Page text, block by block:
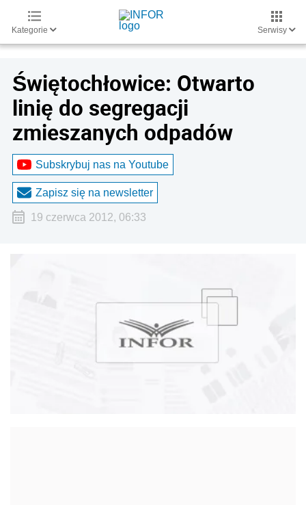
Kategorie Serwisy
Świętochłowice: Otwarto
linię do segregacji
zmieszanych odpadów
Subskrybuj nas na Youtube
Zapisz się na newsletter
19 czerwca 2012, 06:33